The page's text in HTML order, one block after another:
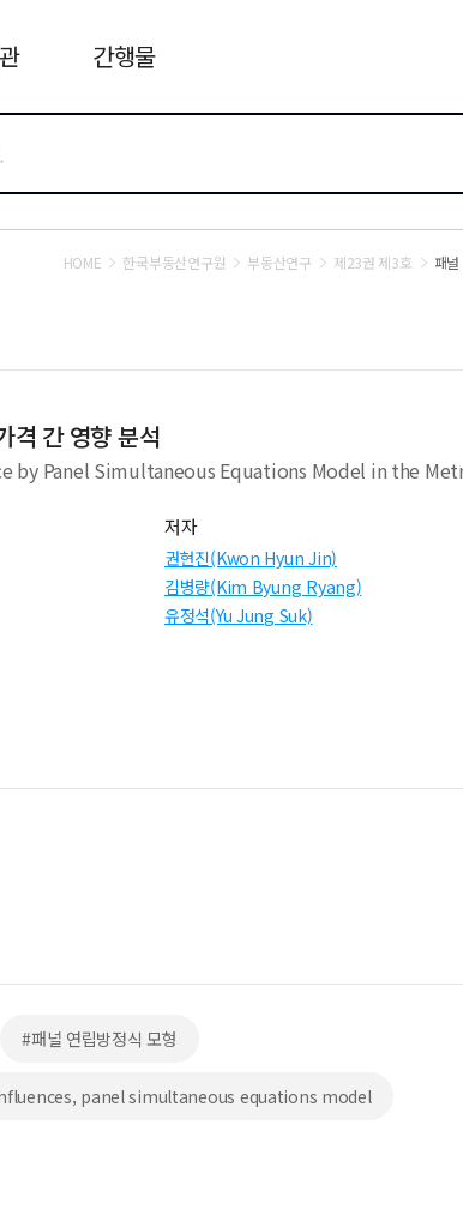
간행물
HOME 한국부동산연구원 부동산연구 제23권 제3호 패
격 간 영향 분석
by Panel Simultaneous Equations Model in the
저자
권현진(Kwon Hyun Jin)
김병량(Kim Byung Ryang)
유정석(Yu Jung Suk)
#패널 연립방정식 모형
panel simultaneous equations model